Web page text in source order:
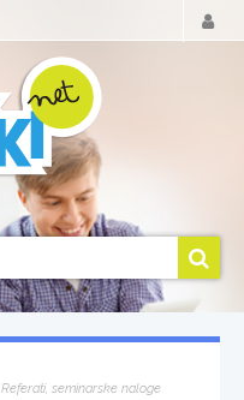
Referati, seminarske naloge